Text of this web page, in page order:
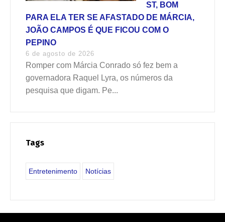
ST, BOM
PARA ELA TER SE AFASTADO DE MÁRCIA,
JOÃO CAMPOS É QUE FICOU COM O
PEPINO
6 de agosto de 2026
Romper com Márcia Conrado só fez bem a
governadora Raquel Lyra, os números da
pesquisa que digam. Pe...
Tags
Entretenimento Notícias